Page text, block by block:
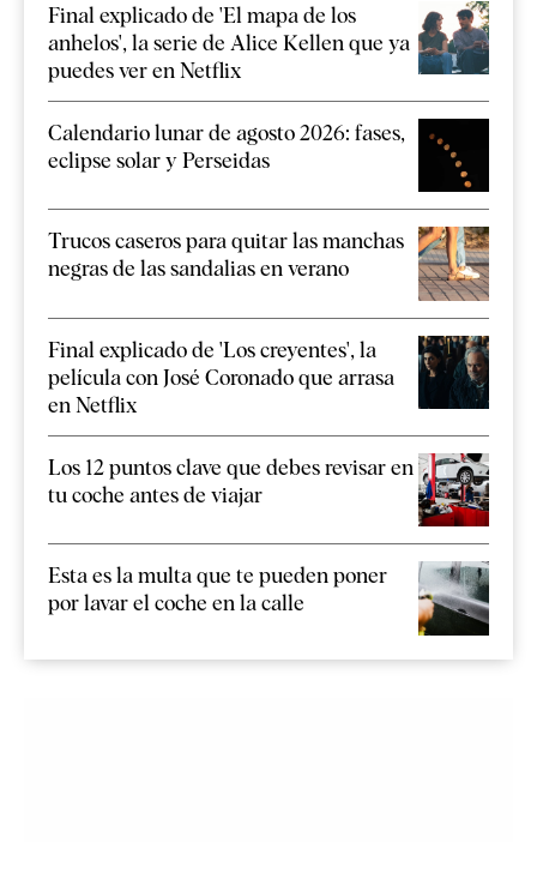
Final explicado de 'El mapa de los
anhelos', la serie de Alice Kellen que ya
puedes ver en Netflix
Calendario lunar de agosto 2026: fases,
eclipse solar y Perseidas
Trucos caseros para quitar las manchas
negras de las sandalias en verano
Final explicado de 'Los creyentes', la
película con José Coronado que arrasa
en Netflix
Los 12 puntos clave que debes revisar en
tu coche antes de viajar
Esta es la multa que te pueden poner
por lavar el coche en la calle